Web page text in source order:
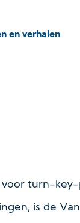
en verhalen
voor turn-
is de